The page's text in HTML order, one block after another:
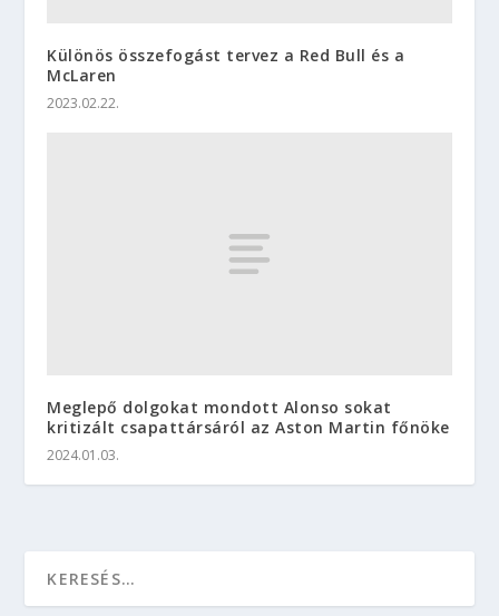
Különös összefogást tervez a Red Bull és a
McLaren
2023.02.22.
Meglepő dolgokat mondott Alonso sokat
kritizált csapattársáról az Aston Martin főnöke
2024.01.03.